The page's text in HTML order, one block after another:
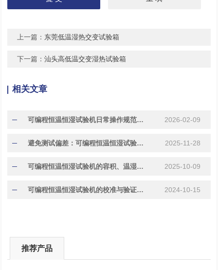
上一篇： 东莞低温湿热交变试验箱
下一篇：汕头高低温交变湿热试验箱
相关文章
可编程恒温恒湿试验机日常操作规范与常见故障代码处理指南 2026-02-09
避免测试偏差：可编程恒温恒湿试验机校准与维护要点 2025-11-28
​​可编程恒温恒湿试验机的容积、温湿度范围与控制精度对比​ 2025-10-09
可编程恒温恒湿试验机的校准与验证方法 2024-10-15
推荐产品